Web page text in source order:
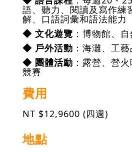
語、聽力、閱讀及寫作練
解、口語詞彙和語法能力
◆ 文化遊覽 ：博物館、
◆ 戶外活動 ：海灘、工
◆ 團體活動 ：露營、營
競賽
費用
NT $12,9600 (四週)
地點